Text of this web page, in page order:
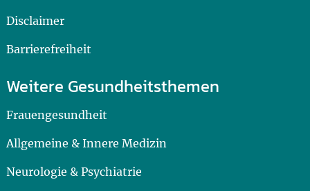
Disclaimer
Barrierefreiheit
Weitere Gesundheitsthemen
Frauengesundheit
Allgemeine & Innere Medizin
Neurologie & Psychiatrie